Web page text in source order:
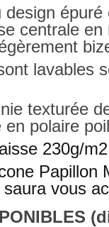
design
centrale
lavables
texturée
en polaire
230g/
Papillon
vous